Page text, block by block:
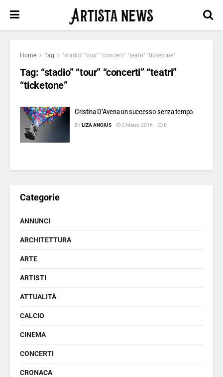
Home Tag "stadio" "tour" "concerti" "teatri" "ticketone"
Tag: “stadio” “tour” “concerti” “teatri”
“ticketone”
Cristina D’Avena un successo senza tempo
BYLIZA ANGIUS 2 Marzo 2016 0
Categorie
ANNUNCI
ARCHITETTURA
ARTE
ARTISTI
ATTUALITÀ
CALCIO
CINEMA
CONCERTI
CRONACA